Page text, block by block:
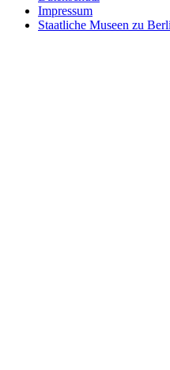
id=18266526
Impressum
Staatliche Museen zu